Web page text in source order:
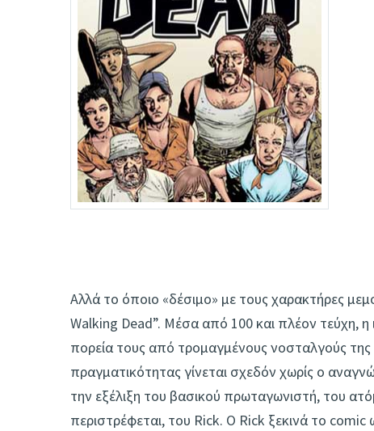
Αλλά το όποιο «δέσιμο» με τους χαρακτήρες
Walking Dead”. Μέσα από 100 και πλέον τεύχη, η
πορεία τους από τρομαγμένους νοσταλγούς
πραγματικότητας γίνεται σχεδόν χωρίς ο
την εξέλιξη του βασικού πρωταγωνιστή, του
περιστρέφεται, του Rick. Ο Rick ξεκινά το